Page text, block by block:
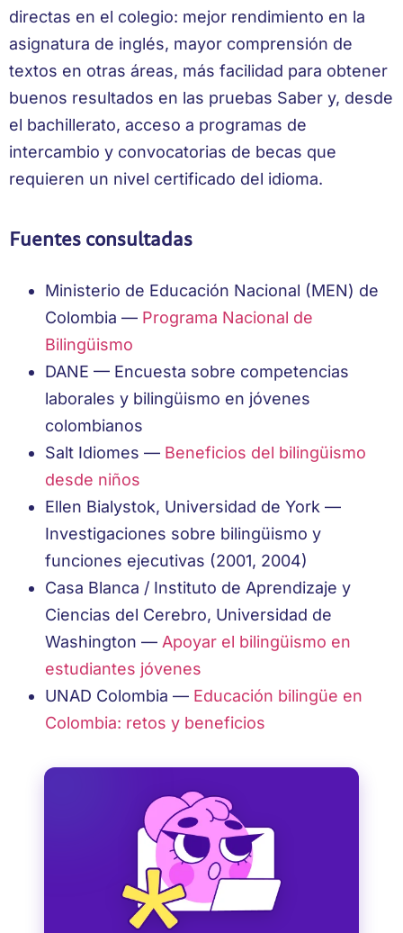
directas en el colegio: mejor rendimiento en la
asignatura de inglés, mayor comprensión de
textos en otras áreas, más facilidad para obtener
buenos resultados en las pruebas Saber y, desde
el bachillerato, acceso a programas de
intercambio y convocatorias de becas que
requieren un nivel certificado del idioma.
Fuentes consultadas
Ministerio de Educación Nacional (MEN) de
Colombia — Programa Nacional de
Bilingüismo
DANE — Encuesta sobre competencias
laborales y bilingüismo en jóvenes
colombianos
Salt Idiomes — Beneficios del bilingüismo
desde niños
Ellen Bialystok, Universidad de York —
Investigaciones sobre bilingüismo y
funciones ejecutivas (2001, 2004)
Casa Blanca / Instituto de Aprendizaje y
Ciencias del Cerebro, Universidad de
Washington — Apoyar el bilingüismo en
estudiantes jóvenes
UNAD Colombia — Educación bilingüe en
Colombia: retos y beneficios